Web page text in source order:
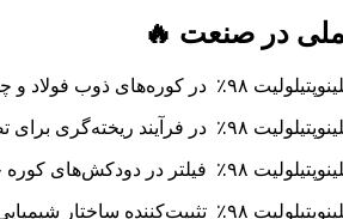
در صنعت 🔥
ذوب فولاد و چدن
ریخته‌گری برای تصفیه مذاب
کوره جهت جذب گازهای مضر
شیمیایی فلز در حین سردسازی